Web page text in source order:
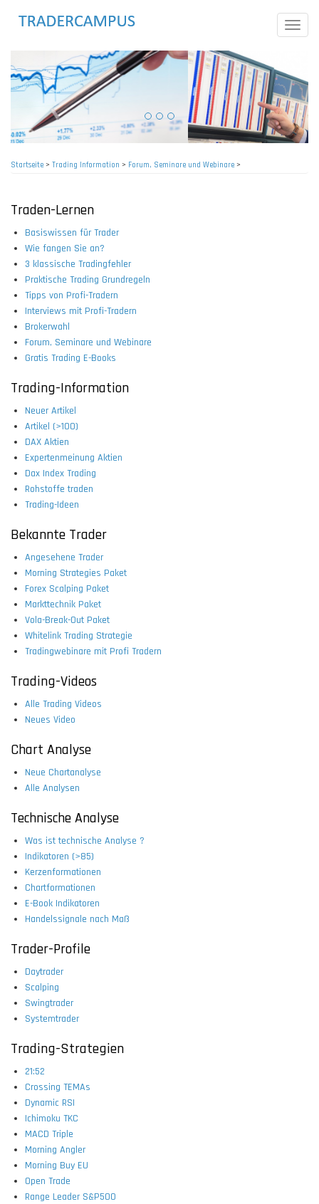
Toggle
Startseite> Trading Information > Forum, Seminare und Webinare>
Traden-Lernen
Basiswissen für Trader
Wie fangen Sie an?
3 klassische Tradingfehler
Praktische Trading Grundregeln
Tipps von Profi-Tradern
Interviews mit Profi-Tradern
Brokerwahl
Forum, Seminare und Webinare
Gratis Trading E-Books
Trading-Information
Neuer Artikel
Artikel (>100)
DAX Aktien
Expertenmeinung Aktien
Dax Index Trading
Rohstoffe traden
Trading-Ideen
Bekannte Trader
Angesehene Trader
Morning Strategies Paket
Forex Scalping Paket
Markttechnik Paket
Vola-Break-Out Paket
Whitelink Trading Strategie
Tradingwebinare mit Profi Tradern
Trading-Videos
Alle Trading Videos
Neues Video
Chart Analyse
Neue Chartanalyse
Alle Analysen
Technische Analyse
Was ist technische Analyse ?
Indikatoren (>85)
Kerzenformationen
Chartformationen
E-Book Indikatoren
Handelssignale nach Maß
Trader-Profile
Daytrader
Scalping
Swingtrader
Systemtrader
Trading-Strategien
21:52
Crossing TEMAs
Dynamic RSI
Ichimoku TKC
MACD Triple
Morning Angler
Morning Buy EU
Open Trade
Range Leader S&P500